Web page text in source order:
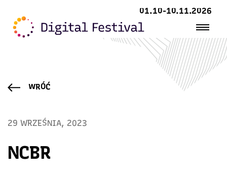
01.10-10.11.2026
WRÓĆ
29 WRZEŚNIA, 2023
NCBR